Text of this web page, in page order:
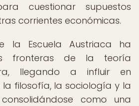
cuestionar supuestos
corrientes económicas.
la Escuela Austriaca ha
fronteras de la teoría
llegando a influir en
filosofía, la sociología y la
como una